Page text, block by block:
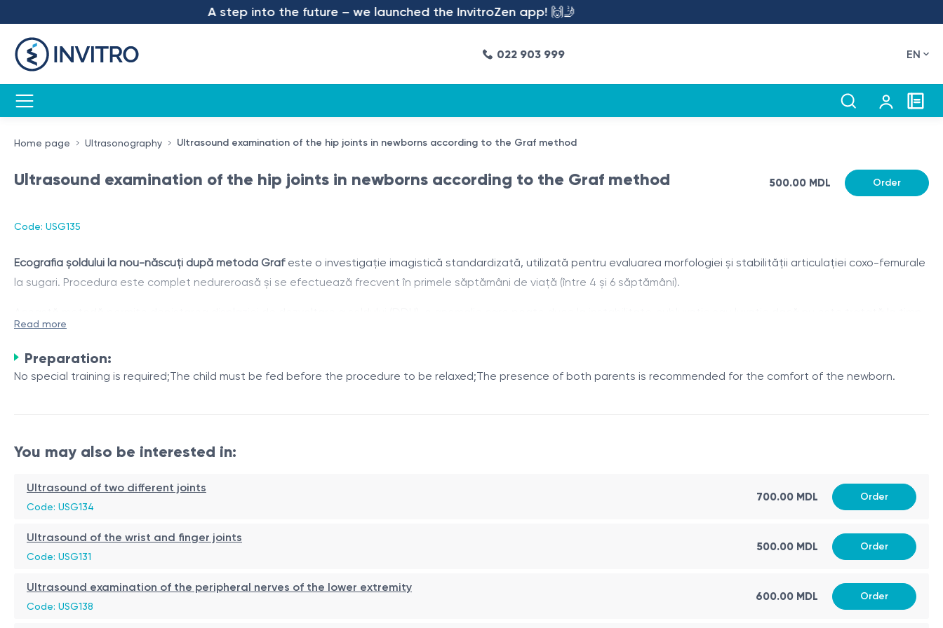
A step into the future – we launched the InvitroZen app! 🙌🤳
022 903 999 EN
Home page Ultrasonography Ultrasound examination of the hip joints in newborns according to the Graf method
Ultrasound examination of the hip joints in newborns according to the Graf method
Code: USG135
500.00 MDL Order
Ecografia șoldului la nou-născuți după metoda Grafeste o investigație imagistică standardizată, utilizată pentru evaluarea morfologiei și stabilității articulației coxo-femurale
la sugari. Procedura este complet nedureroasă și se efectuează frecvent în primele săptămâni de viață (între 4 și 6 săptămâni).
capul femural;
Diagnosticarea precoce a displaziei de dezvoltare a șoldului (DDH);
Monitorizarea șoldurilor imature sau cu risc (ex. naștere pelviană, istoric familial);
Decizia asupra tratamentului ortopedic (ex. orteze Pavlik, monitorizare conservatoare).
Screening de rutină la vârsta de 4–6 săptămâni;
Read more
Preparation:
No special training is required;The child must be fed before the procedure to be relaxed;The presence of both parents is recommended for the comfort of the newborn.
You may also be interested in:
Ultrasound of two different joints
Code: USG134
700.00 MDL Order
Ultrasound of the wrist and finger joints
Code: USG131
500.00 MDL Order
Ultrasound examination of the peripheral nerves of the lower extremity
Code: USG138
600.00 MDL Order